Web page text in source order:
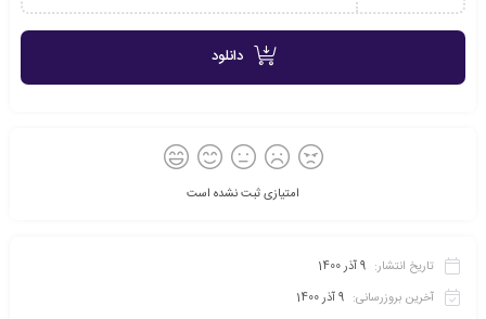
دانلود
امتیازی ثبت نشده است
تاریخ انتشار: 9 آذر 1400
آخرین بروزرسانی: 9 آذر 1400